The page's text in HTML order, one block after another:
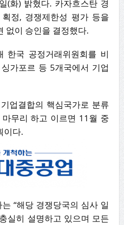
(화) 밝혔다. 카자흐스탄 경
정, 경쟁제한성 평가 등을
없이 승인을 결정했다.
한국 공정거래위원회를 비
가포르 등 5개국에서 기업
업결합의 핵심국가로 분류
무리 하고 이르면 11월 중
이다.
“해당 경쟁당국의 심사 일
실히 설명하고 있으며 모든